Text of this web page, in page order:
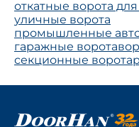
откатные ворота
уличные ворота
промышленные
гаражные ворота
секционные ворота